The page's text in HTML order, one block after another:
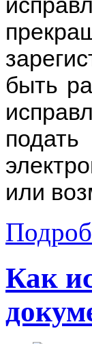
быть
или
Как